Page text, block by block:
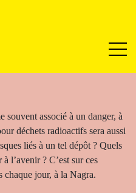
souvent associé à un danger, à
déchets radioactifs sera aussi
liés à un tel dépôt ? Quels
l’avenir ? C’est sur ces
chaque jour, à la Nagra.